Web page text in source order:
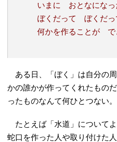
いまに おとなになっ
ぼくだって ぼくだっ
何かを作ることが で
ある日、「ぼく」は自分の
かの誰かが作ってくれたもの
ったものなんて何ひとつない。
たとえば「水道」について
蛇口を作った人や取り付けた